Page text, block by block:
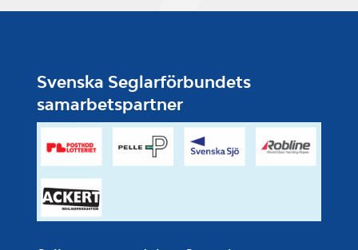
Svenska Seglarförbundets
samarbetspartner